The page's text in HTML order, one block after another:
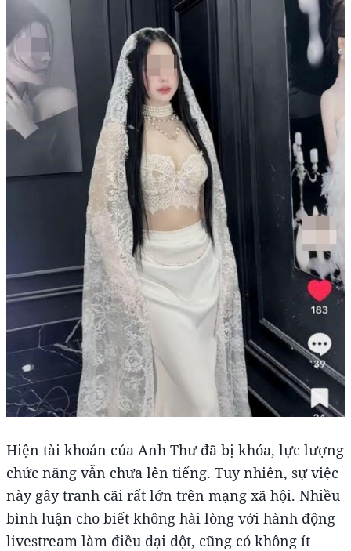
Hiện tài khoản của Anh Thư đã bị khóa, lực lượng
chức năng vẫn chưa lên tiếng. Tuy nhiên, sự việc
này gây tranh cãi rất lớn trên mạng xã hội. Nhiều
bình luận cho biết không hài lòng với hành động
livestream làm điều dại dột, cũng có không ít